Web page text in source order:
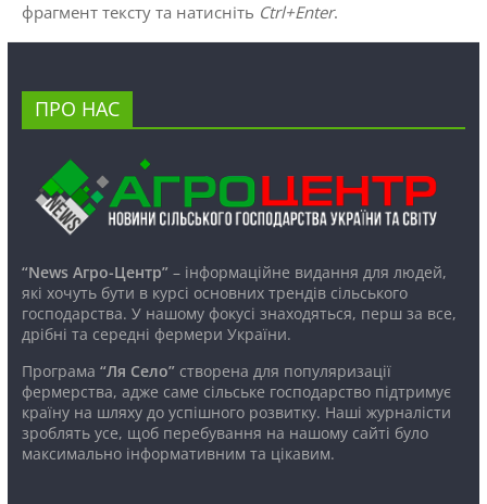
фрагмент тексту та натисніть Ctrl+Enter.
ПРО НАС
“News Агро-Центр”– інформаційне видання для людей,
які хочуть бути в курсі основних трендів сільського
господарства. У нашому фокусі знаходяться, перш за все,
дрібні та середні фермери України.
Програма “Ля Село”створена для популяризації
фермерства, адже саме сільське господарство підтримує
країну на шляху до успішного розвитку. Наші журналісти
зроблять усе, щоб перебування на нашому сайті було
максимально інформативним та цікавим.